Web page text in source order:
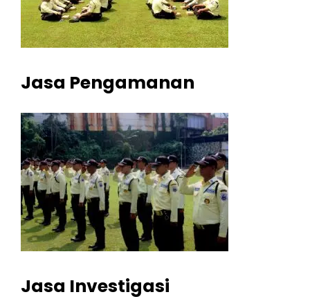
Jasa Pengamanan
Jasa Investigasi